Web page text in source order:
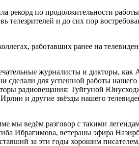
рекорд по продолжительности
телезрителей и до сих пор
работавших ранее на
журналисты и дикторы,
для успешной работы нашего
радиовещания: Туйгуной
и другие звёзды нашего
мы ведём разговор с такими
Ибрагимова, ветераны эфира
за эти годы хорошим